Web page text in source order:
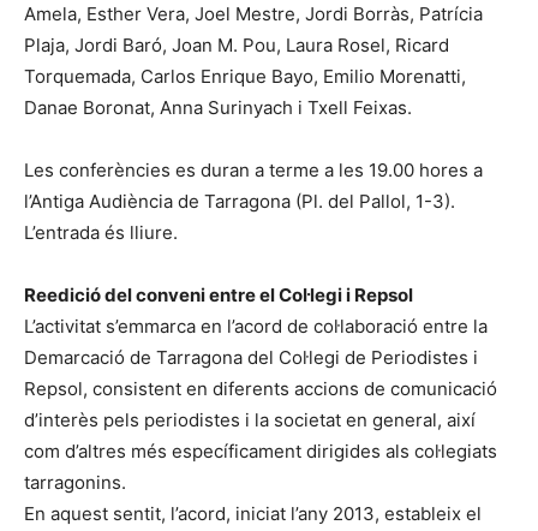
Amela, Esther Vera, Joel Mestre, Jordi Borràs, Patrícia
Plaja, Jordi Baró, Joan M. Pou, Laura Rosel, Ricard
Torquemada, Carlos Enrique Bayo, Emilio Morenatti,
Danae Boronat, Anna Surinyach i Txell Feixas.
Les conferències es duran a terme a les 19.00 hores a
l’Antiga Audiència de Tarragona (Pl. del Pallol, 1-3).
L’entrada és lliure.
Reedició del conveni entre el Col·legi i Repsol
L’activitat s’emmarca en l’acord de col·laboració entre la
Demarcació de Tarragona del Col·legi de Periodistes i
Repsol, consistent en diferents accions de comunicació
d’interès pels periodistes i la societat en general, així
com d’altres més específicament dirigides als col·legiats
tarragonins.
En aquest sentit, l’acord, iniciat l’any 2013, estableix el